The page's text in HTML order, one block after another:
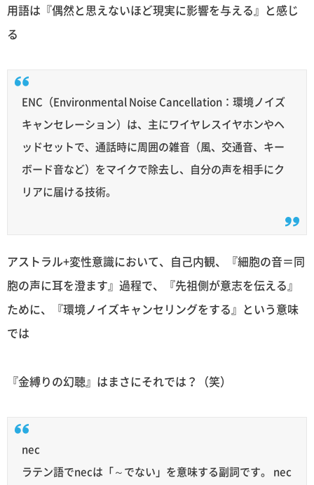
用語は『偶然と思えないほど現実に影響を与える』と感じ
る
ENC（Environmental Noise Cancellation：環境ノイズ
キャンセレーション）は、主にワイヤレスイヤホンやヘ
ッドセットで、通話時に周囲の雑音（風、交通音、キー
ボード音など）をマイクで除去し、自分の声を相手にク
リアに届ける技術。
アストラル+変性意識において、自己内観、『細胞の音＝同
胞の声に耳を澄ます』過程で、『先祖側が意志を伝える』
ために、『環境ノイズキャンセリングをする』という意味
では
『金縛りの幻聴』はまさにそれでは？（笑）
nec
ラテン語でnecは「～でない」を意味する副詞です。 nec